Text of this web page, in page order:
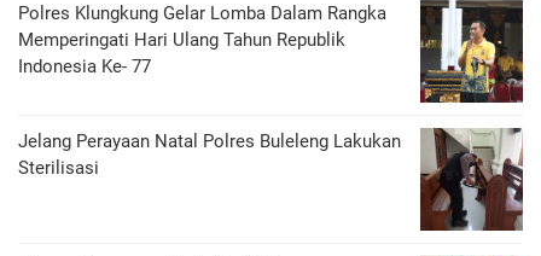
Polres Klungkung Gelar Lomba Dalam Rangka
Memperingati Hari Ulang Tahun Republik
Indonesia Ke- 77
Jelang Perayaan Natal Polres Buleleng Lakukan
Sterilisasi